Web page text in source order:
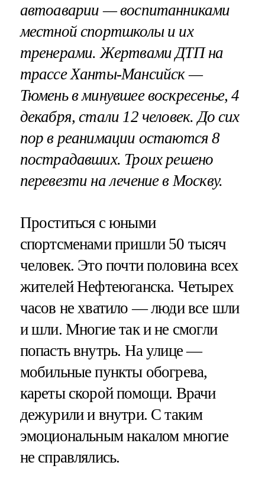
автоаварии — воспитанниками
местной спортшколы и их
тренерами. Жертвами ДТП на
трассе Ханты-Мансийск —
Тюмень в минувшее воскресенье, 4
декабря, стали 12 человек. До сих
пор в реанимации остаются 8
пострадавших. Троих решено
перевезти на лечение в Москву.
Проститься с юными
спортсменами пришли 50 тысяч
человек. Это почти половина всех
жителей Нефтеюганска. Четырех
часов не хватило — люди все шли
и шли. Многие так и не смогли
попасть внутрь. На улице —
мобильные пункты обогрева,
кареты скорой помощи. Врачи
дежурили и внутри. С таким
эмоциональным накалом многие
не справлялись.